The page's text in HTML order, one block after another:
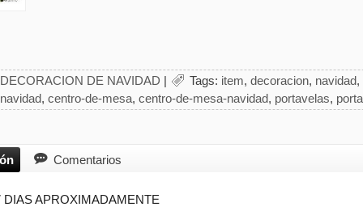
DECORACION DE NAVIDAD | Tags: item decoracion navidad
centro-de-mesa centro-de-mesa-navidad portavelas
Comentarios
DIAS APROXIMADAMENTE